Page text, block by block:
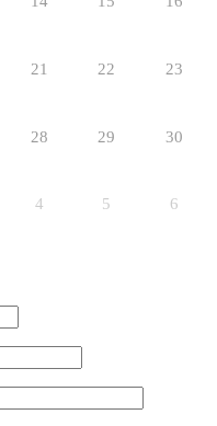
21 22 23
28 29 30
4 5 6